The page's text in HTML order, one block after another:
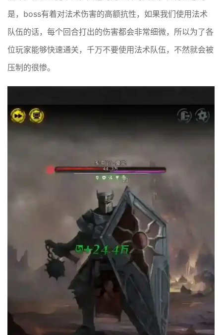
是，boss有着对法术伤害的高额抗性，如果我们使用法术
队伍的话，每个回合打出的伤害都会非常细微，所以为了各
位玩家能够快速通关，千万不要使用法术队伍，不然就会被
压制的很惨。